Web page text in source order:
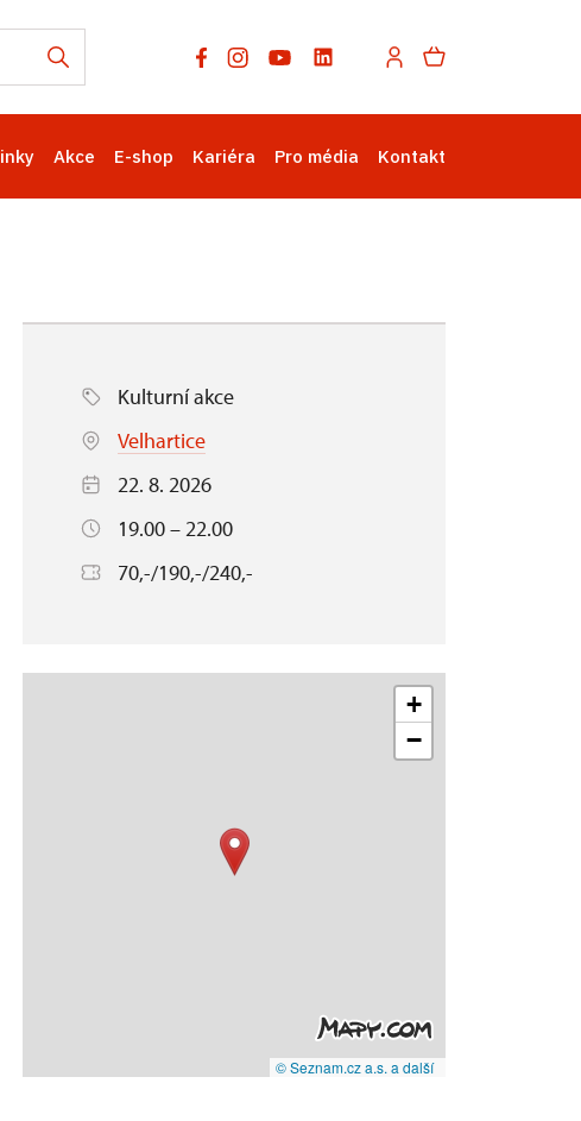
Akce E-shop Kariéra Pro média Kontakt
Kulturní akce
Velhartice
22. 8. 2026
19.00 – 22.00
70,-/190,-/240,-
+
−
© Seznam.cz a.s. a další